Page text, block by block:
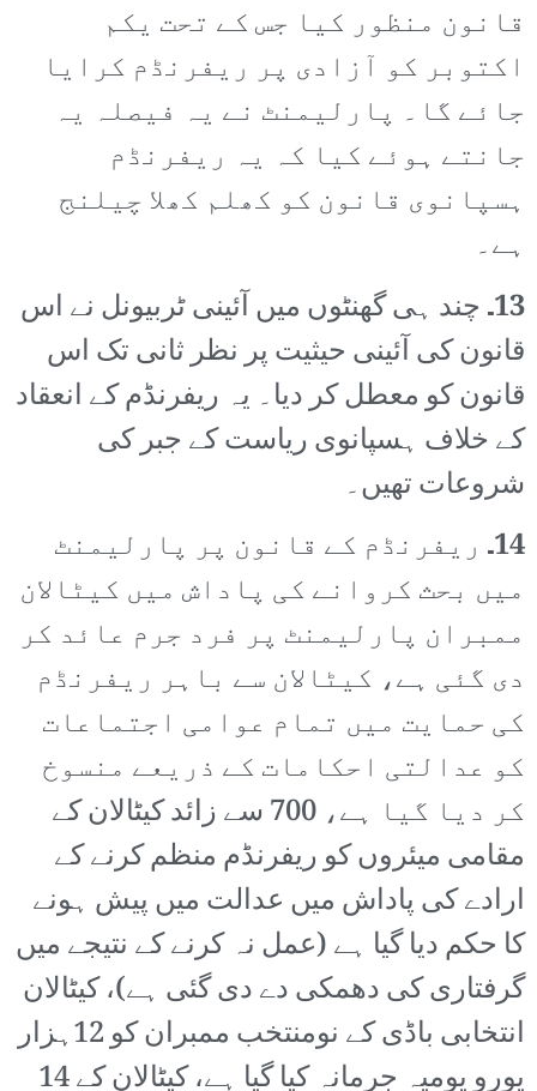
قانون منظور کیا جس کے تحت یکم
اکتوبر کو آزادی پر ریفرنڈم کرایا
جائے گا۔ پارلیمنٹ نے یہ فیصلہ یہ
جانتے ہوئے کیا کہ یہ ریفرنڈم
ہسپانوی قانون کو کھلم کھلا چیلنج
ہے۔
13۔ چند ہی گھنٹوں میں آئینی ٹربیونل نے اس
قانون کی آئینی حیثیت پر نظر ثانی تک اس
قانون کو معطل کر دیا۔ یہ ریفرنڈم کے انعقاد
کے خلاف ہسپانوی ریاست کے جبر کی
شروعات تھیں۔
14۔ ریفرنڈم کے قانون پر پارلیمنٹ
میں بحث کروانے کی پاداش میں کیٹالان
ممبران پارلیمنٹ پر فرد جرم عائد کر
دی گئی ہے، کیٹالان سے باہر ریفرنڈم
کی حمایت میں تمام عوامی اجتماعات
کو عدالتی احکامات کے ذریعے منسوخ
کر دیا گیا ہے، 700 سے زائد کیٹالان کے
مقامی میئروں کو ریفرنڈم منظم کرنے کے
ارادے کی پاداش میں عدالت میں پیش ہونے
کا حکم دیا گیا ہے (عمل نہ کرنے کے نتیجے میں
گرفتاری کی دھمکی دے دی گئی ہے)، کیٹالان
انتخابی باڈی کے نومنتخب ممبران کو 12ہزار
یورو یومیہ جرمانہ کیا گیا ہے، کیٹالان کے 14